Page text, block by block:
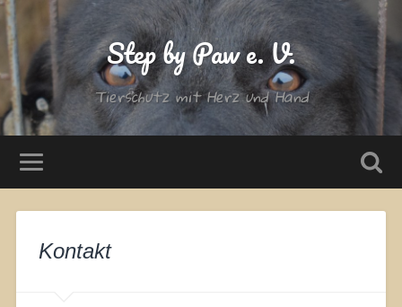
Step by Paw e. V.
Tierschutz mit Herz und Hand
Kontakt